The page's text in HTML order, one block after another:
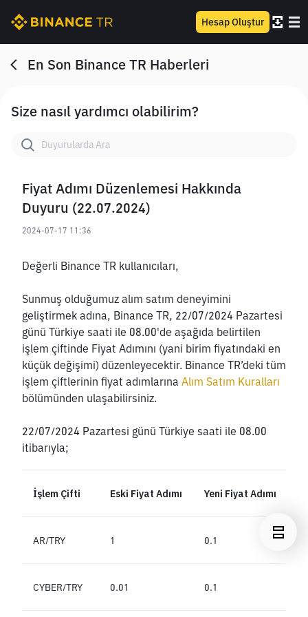
Hesap Oluştur
En Son Binance TR Haberleri
Size nasıl yardımcı olabilirim?
Fiyat Adımı Düzenlemesi Hakkında
Duyuru (22.07.2024)
2024-07-17 11:36
Değerli Binance TR kullanıcıları,
Sunmuş olduğumuz alım satım deneyimini
geliştirmek adına, Binance TR, 22/07/2024 Pazartesi
günü Türkiye saati ile 08.00'de aşağıda belirtilen
işlem çiftinde Fiyat Adımını (yani birim fiyatındaki en
küçük değişimi) düzenleyecektir. Binance TR’deki tüm
işlem çiftlerinin fiyat adımlarına Alım Satım Kuralları
bölümünden ulaşabilirsiniz.
22/07/2024 Pazartesi günü Türkiye saati ile 08.00
itibarıyla;
İşlem Çifti Eski Fiyat Adımı Yeni Fiyat Adımı
AR/TRY 1 0.1
CYBER/TRY 0.01 0.1